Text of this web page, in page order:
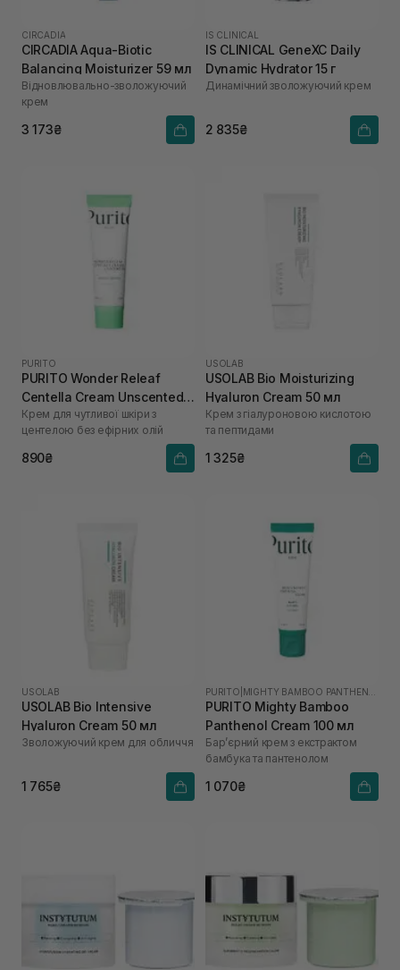
CIRCADIA
CIRCADIA Aqua-Biotic
Balancing Moisturizer 59 мл
Відновлювально-зволожуючий
крем
3 173₴
IS CLINICAL
IS CLINICAL GeneXC Daily
Dynamic Hydrator 15 г
Динамічний зволожуючий крем
2 835₴
PURITO
PURITO Wonder Releaf
Centella Cream Unscented
50 мл
Крем для чутливої шкіри з
центелою без ефірних олій
890₴
USOLAB
USOLAB Bio Moisturizing
Hyaluron Cream 50 мл
Крем з гіалуроновою кислотою
та пептидами
1 325₴
USOLAB
USOLAB Bio Intensive
Hyaluron Cream 50 мл
Зволожуючий крем для обличчя
1 765₴
PURITO
PURITO Mighty Bamboo
Panthenol Cream 100 мл
Бар’єрний крем з екстрактом
бамбука та пантенолом
1 070₴